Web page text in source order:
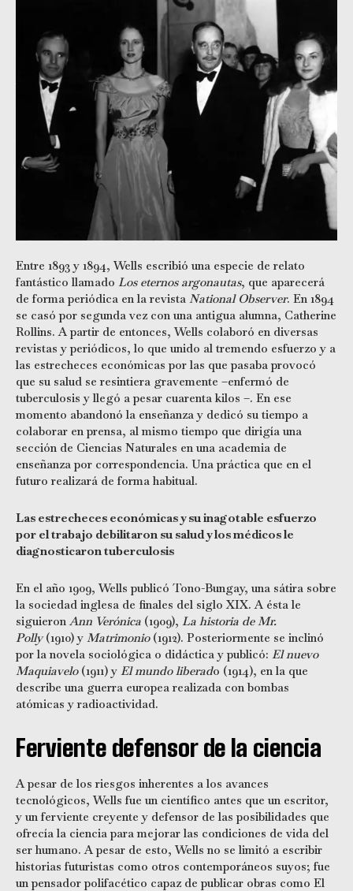
Entre 1893 y 1894, Wells escribió una especie de relato
fantástico llamado Los eternos argonautas, que aparecerá
de forma periódica en la revista National Observer. En 1894
se casó por segunda vez con una antigua alumna, Catherine
Rollins. A partir de entonces, Wells colaboró en diversas
revistas y periódicos, lo que unido al tremendo esfuerzo y a
las estrecheces económicas por las que pasaba provocó
que su salud se resintiera gravemente –enfermó de
tuberculosis y llegó a pesar cuarenta kilos –. En ese
momento abandonó la enseñanza y dedicó su tiempo a
colaborar en prensa, al mismo tiempo que dirigía una
sección de Ciencias Naturales en una academia de
enseñanza por correspondencia. Una práctica que en el
futuro realizará de forma habitual.
Las estrecheces económicas y su inagotable esfuerzo
por el trabajo debilitaron su salud y los médicos le
diagnosticaron tuberculosis
En el año 1909, Wells publicó Tono-Bungay, una sátira sobre
la sociedad inglesa de finales del siglo XIX. A ésta le
siguieron Ann Verónica (1909), La historia de Mr.
Polly(1910) y Matrimonio(1912). Posteriormente se inclinó
por la novela sociológica o didáctica y publicó: El nuevo
Maquiavelo(1911) y El mundo liberado (1914), en la que
describe una guerra europea realizada con bombas
atómicas y radioactividad.
Ferviente defensor de la ciencia
A pesar de los riesgos inherentes a los avances
tecnológicos, Wells fue un científico antes que un escritor,
y un ferviente creyente y defensor de las posibilidades que
ofrecía la ciencia para mejorar las condiciones de vida del
ser humano. A pesar de esto, Wells no se limitó a escribir
historias futuristas como otros contemporáneos suyos; fue
un pensador polifacético capaz de publicar obras como El